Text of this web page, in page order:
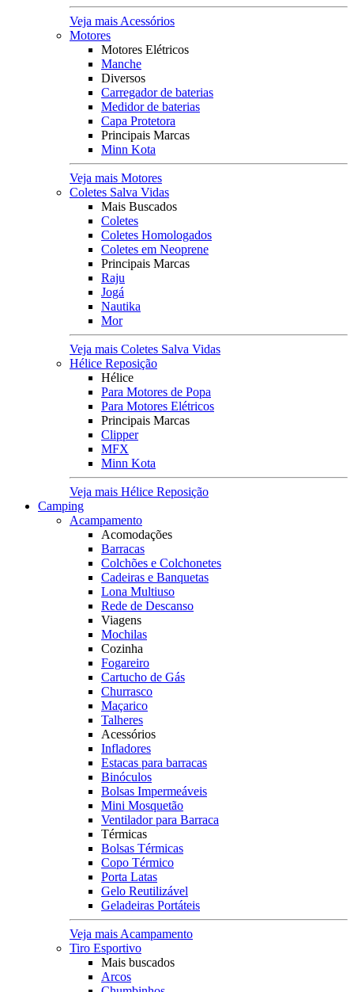
Veja mais Acessórios
Motores
Motores Elétricos
Manche
Diversos
Carregador de baterias
Medidor de baterias
Capa Protetora
Principais Marcas
Minn Kota
Veja mais Motores
Coletes Salva Vidas
Mais Buscados
Coletes
Coletes Homologados
Coletes em Neoprene
Principais Marcas
Raju
Jogá
Nautika
Mor
Veja mais Coletes Salva Vidas
Hélice Reposição
Hélice
Para Motores de Popa
Para Motores Elétricos
Principais Marcas
Clipper
MFX
Minn Kota
Veja mais Hélice Reposição
Camping
Acampamento
Acomodações
Barracas
Colchões e Colchonetes
Cadeiras e Banquetas
Lona Multiuso
Rede de Descanso
Viagens
Mochilas
Cozinha
Fogareiro
Cartucho de Gás
Churrasco
Maçarico
Talheres
Acessórios
Infladores
Estacas para barracas
Binóculos
Bolsas Impermeáveis
Mini Mosquetão
Ventilador para Barraca
Térmicas
Bolsas Térmicas
Copo Térmico
Porta Latas
Gelo Reutilizável
Geladeiras Portáteis
Veja mais Acampamento
Tiro Esportivo
Mais buscados
Arcos